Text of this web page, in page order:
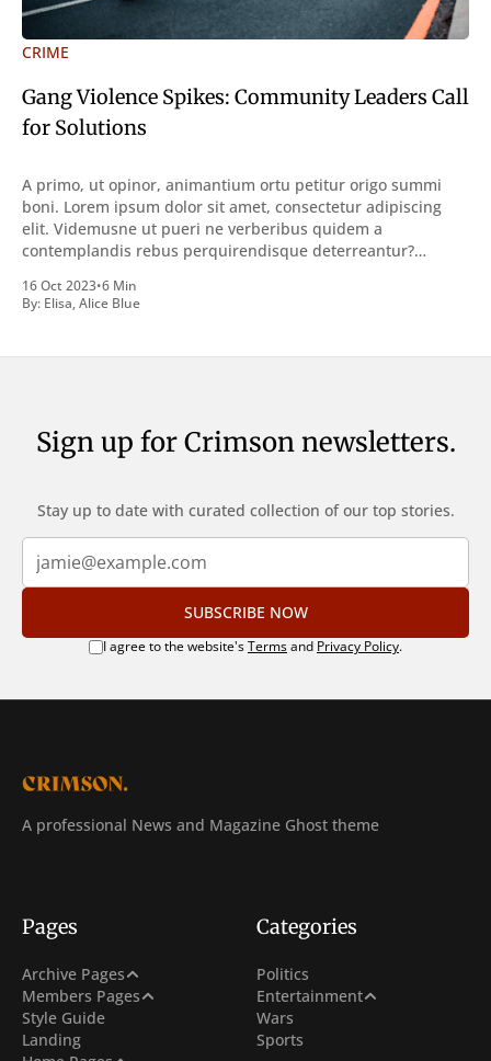
CRIME
Gang Violence Spikes: Community Leaders Call
for Solutions
A primo, ut opinor, animantium ortu petitur origo summi
boni. Lorem ipsum dolor sit amet, consectetur adipiscing
elit. Videmusne ut pueri ne verberibus quidem a
contemplandis rebus perquirendisque deterreantur?
inveniri verbum potest quod magis idem declaret Latine,
quod Graece, quam declarat voluptas. Duo
16 Oct 2023•6 Min
By: Elisa,Alice Blue
Sign up for Crimson newsletters.
Stay up to date with curated collection of our top stories.
SUBSCRIBE NOW
I agree to the website'sTermsand Privacy Policy.
A professional News and Magazine Ghost theme
Pages
Archive Pages
Post Archive
Tag Archive
Author Archive
Members Pages
Sign In
Sign Up
Style Guide
Landing
Categories
Politics
Entertainment
Netflix
Hollywood
Wars
Sports